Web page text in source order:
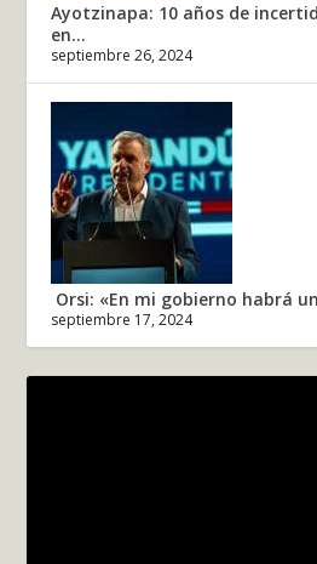
Ayotzinapa: 10 años de
en...
septiembre 26, 2024
Orsi: «En mi gobierno habrá
septiembre 17, 2024